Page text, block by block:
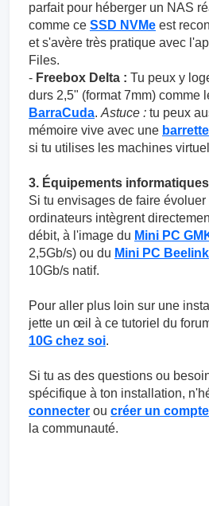
parfait pour héberger un NAS
comme ce SSD NVMe est
et s'avère très pratique avec
Files.
- Freebox Delta : Tu peux y
durs 2,5" (format 7mm) comme
BarraCuda. Astuce : tu peux
mémoire vive avec une
si tu utilises les machines
3. Équipements
Si tu envisages de faire
ordinateurs intègrent
débit, à l'image du Mini PC
2,5Gb/s) ou du Mini PC Beelink
10Gb/s natif.
Pour aller plus loin sur une
jette un œil à ce tutoriel du
10G chez soi.
Si tu as des questions ou
spécifique à ton installation,
connecter ou créer un compte
la communauté.